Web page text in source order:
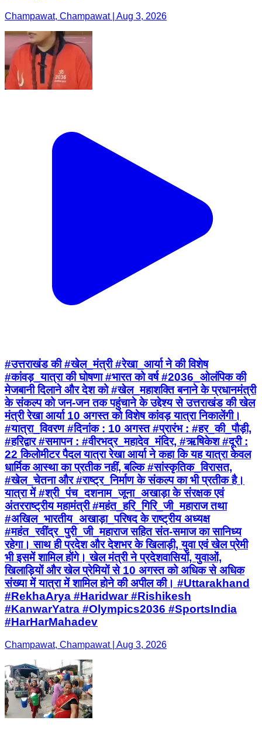
Champawat, Champawat | Aug 3, 2026
#उत्तराखंड की #खेल_मंत्री #रेखा_आर्या ने की विशेष
#कांवड़_यात्रा की घोषणा #भारत को वर्ष #2036_ओलंपिक की
मेजबानी दिलाने और देश को #खेल_महाशक्ति बनाने के प्रधानमंत्री
के संकल्प को जन-जन तक पहुंचाने के उद्देश्य से उत्तराखंड की खेल
मंत्री रेखा आर्या 10 अगस्त को विशेष कांवड़ यात्रा निकालेंगी।
#यात्रा_विवरण #दिनांक : 10 अगस्त #प्रारंभ : #हर_की_पौड़ी,
#हरिद्वार #समापन : #वीरभद्र_महादेव_मंदिर, #ऋषिकेश #दूरी :
22 किलोमीटर पैदल यात्रा रेखा आर्या ने कहा कि यह यात्रा केवल
धार्मिक आस्था का प्रतीक नहीं, बल्कि #सांस्कृतिक_विरासत,
#खेल_चेतना और #राष्ट्र_निर्माण के संकल्प का भी प्रतीक है।
यात्रा में #श्री_पंच_दशनाम_जूना_अखाड़ा के संरक्षक एवं
अंतरराष्ट्रीय महामंत्री #महंत_हरि_गिरि_जी_महाराज तथा
#अखिल_भारतीय_अखाड़ा_परिषद के राष्ट्रीय अध्यक्ष
#महंत_रवींद्र_पुरी_जी_महाराज सहित संत-समाज का सानिध्य
रहेगा। साथ ही प्रदेश और देशभर के खिलाड़ी, युवा एवं खेल प्रेमी
भी इसमें शामिल होंगे। खेल मंत्री ने प्रदेशवासियों, युवाओं,
खिलाड़ियों और खेल प्रेमियों से 10 अगस्त को अधिक से अधिक
संख्या में यात्रा में शामिल होने की अपील की। #Uttarakhand
#RekhaArya #Haridwar #Rishikesh
#KanwarYatra #Olympics2036 #SportsIndia
#HarHarMahadev
Champawat, Champawat | Aug 3, 2026